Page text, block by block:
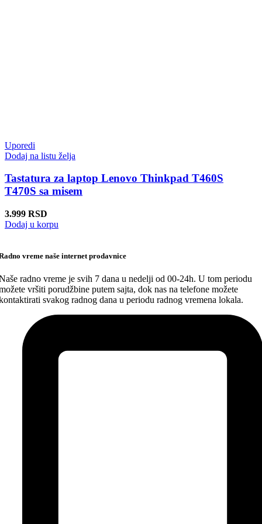
Uporedi
Dodaj na listu želja
Tastatura za laptop Lenovo Thinkpad T460S
T470S sa misem
3.999 RSD
Dodaj u korpu
vreme naše internet prodavnice
radno vreme je svih 7 dana u nedelji od 00-24h. U tom periodu
vršiti porudžbine putem sajta, dok nas na telefone možete
svakog radnog dana u periodu radnog vremena lokala.